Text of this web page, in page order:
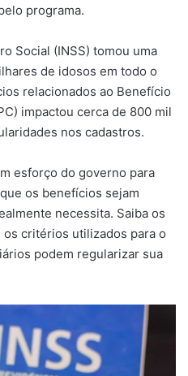
programa.
Social (INSS) tomou uma
de idosos em todo o
relacionados ao Benefício
impactou cerca de 800 mil
nos cadastros.
esforço do governo para
os benefícios sejam
necessita. Saiba os
critérios utilizados para o
podem regularizar sua